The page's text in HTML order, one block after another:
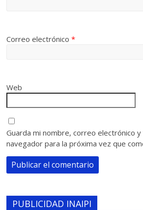
Correo electrónico*
Web
Guarda mi nombre, correo electrónico
navegador para la próxima vez que
PUBLICIDAD INAIPI